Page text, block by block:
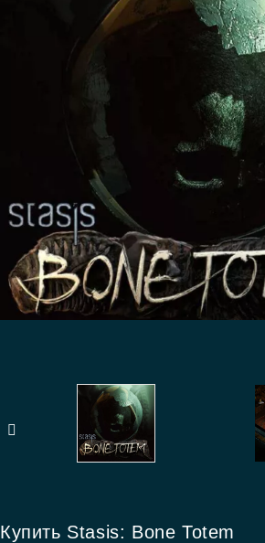
Купить Stasis: Bone Totem